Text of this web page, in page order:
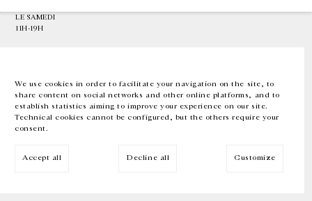
We use cookies in order to facilitate your navigation on the site, to
share content on social networks and other online platforms, and to
establish statistics aiming to improve your experience on our site.
Technical cookies cannot be configured, but the others require your
consent.
Accept all Decline all Customize
LE SAMEDI
11H-19H
EN FR 中文 Facebook Instagram
Inscrivez-vous à notre newsletter